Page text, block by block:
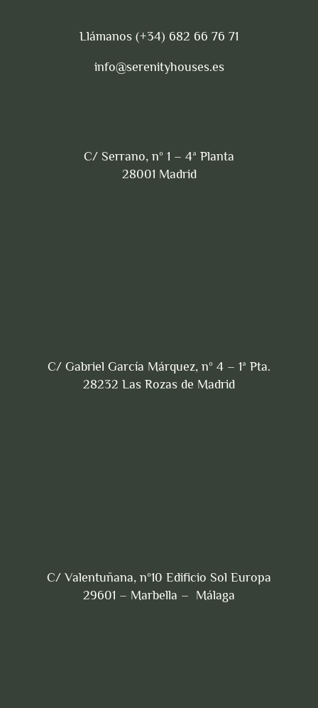
Llámanos (+34) 682 66 76 71
info@serenityhouses.es
C/ Serrano, nº 1 – 4ª Planta
28001 Madrid
C/ Gabriel García Márquez, nº 4 – 1ª Pta.
28232 Las Rozas de Madrid
C/ Valentuñana, nº10 Edificio Sol Europa
29601 – Marbella – Málaga